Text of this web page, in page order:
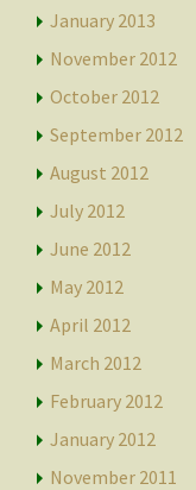
January 2013
November 2012
October 2012
September 2012
August 2012
July 2012
June 2012
May 2012
April 2012
March 2012
February 2012
January 2012
November 2011